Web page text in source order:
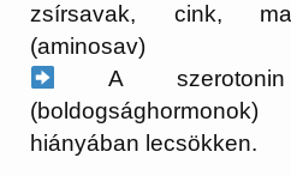
zsírsavak, cink,
(aminosav)
A
hiányában lecsökken.